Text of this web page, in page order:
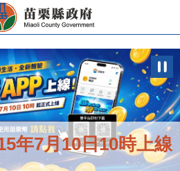
年7月10日10時上線